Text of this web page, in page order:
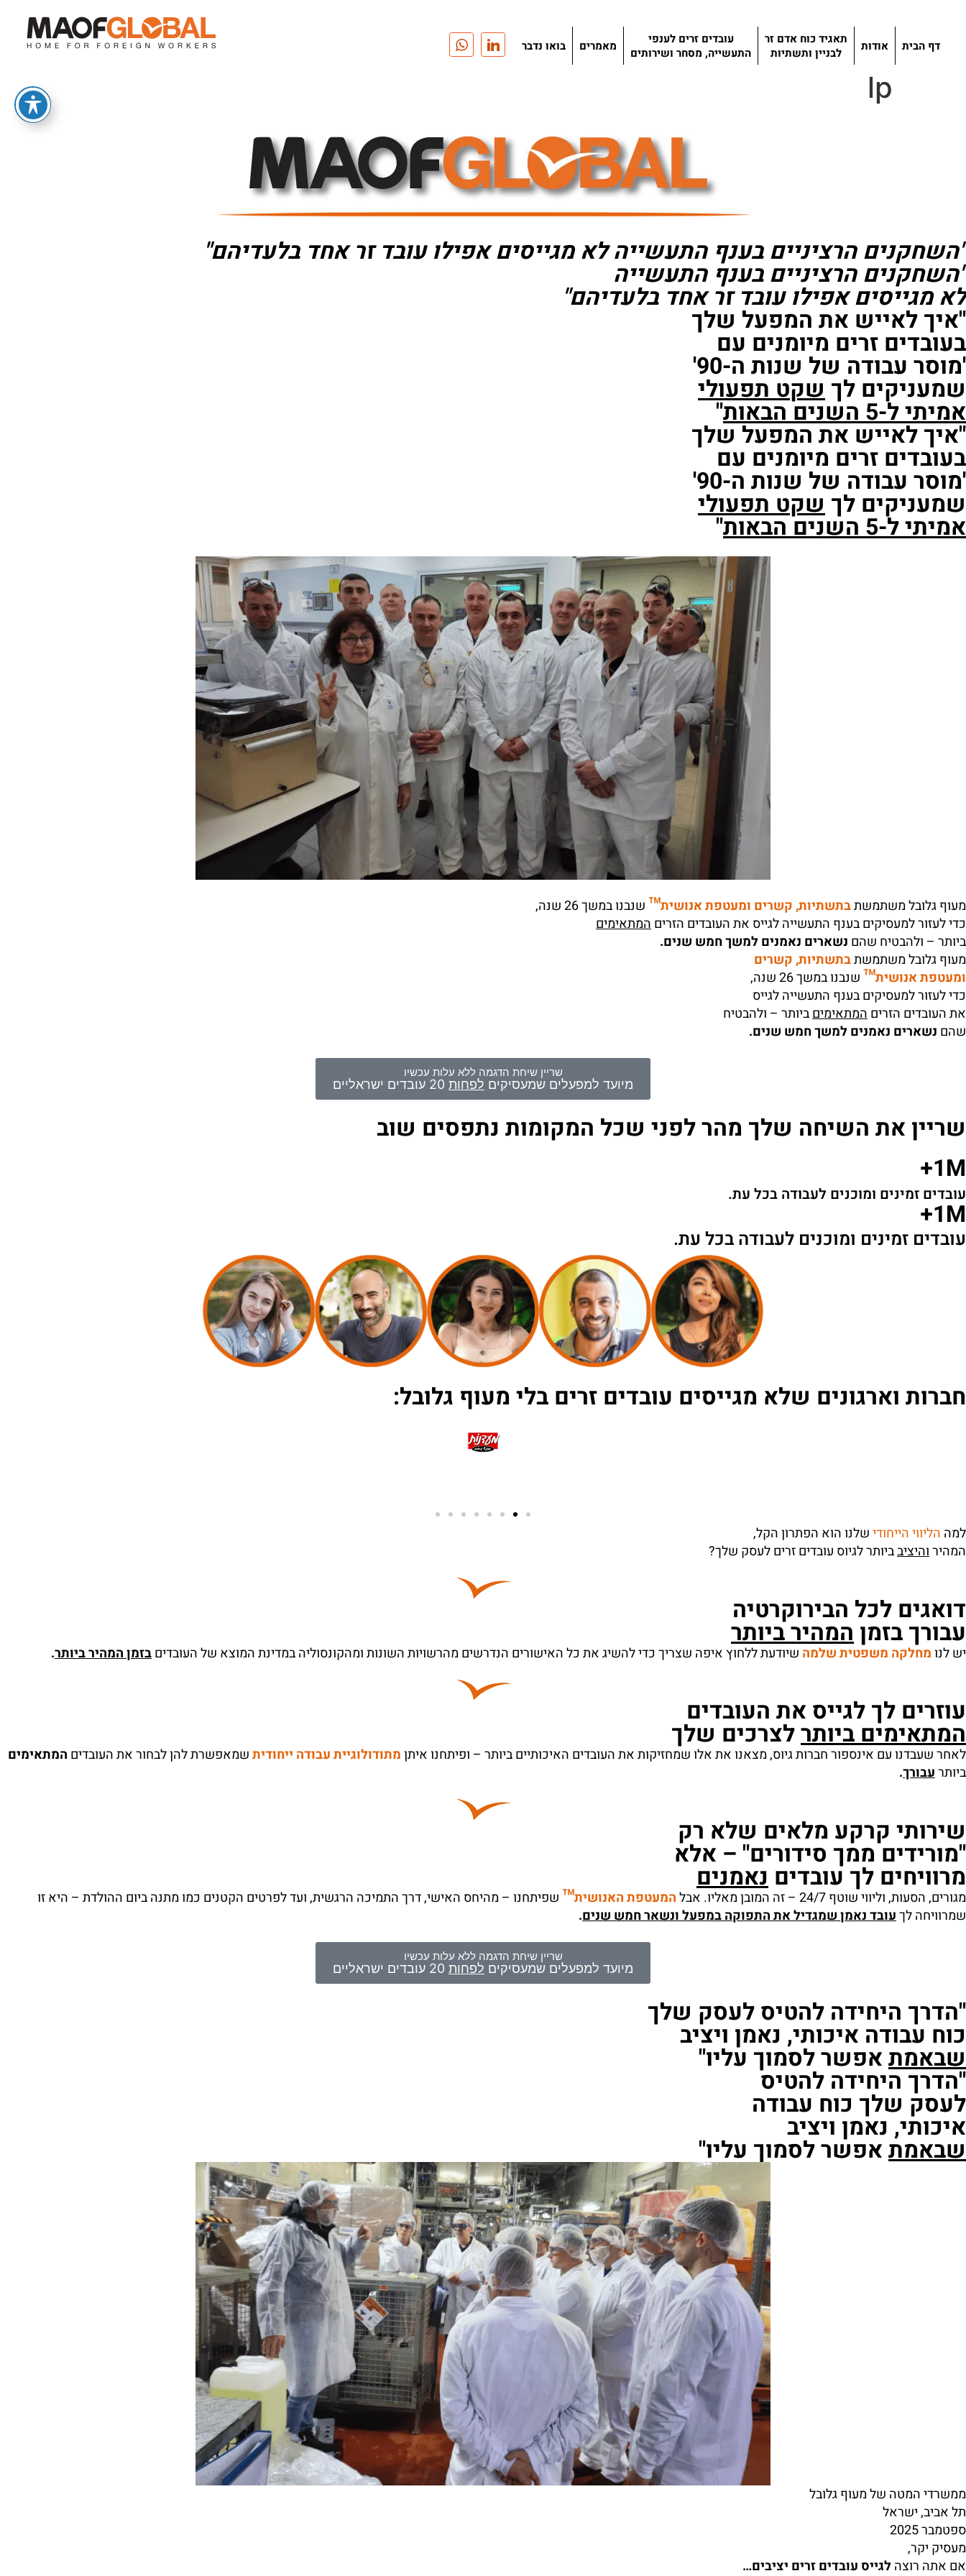
דף הבית אודות
תאגיד כוח אדם זר
לבניין ותשתיות
עובדים זרים לענפי
התעשייה, מסחר ושירותים
מאמרים בואו נדבר
lp
"השחקנים הרציניים בענף התעשייה לא מגייסים אפילו עובד זר אחד בלעדיהם"
"השחקנים הרציניים בענף התעשייה
לא מגייסים אפילו עובד זר אחד בלעדיהם"
"איך לאייש את המפעל שלך
בעובדים זרים מיומנים עם
'מוסר עבודה של שנות ה-90'
שמעניקים לךשקט תפעולי
אמיתיל-5 השנים הבאות "
"איך לאייש את המפעל שלך
בעובדים זרים מיומנים עם
'מוסר עבודה של שנות ה-90'
שמעניקים לךשקט תפעולי
אמיתיל-5 השנים הבאות "
מעוף גלובל משתמשתבתשתיות, קשרים ומעטפת אנושית™ שנבנו במשך 26 שנה,
כדי לעזור למעסיקים בענף התעשייה לגייס את העובדים הזריםהמתאימים
ביותר – ולהבטיח שהם נשארים נאמנים למשך חמש שנים.
מעוף גלובל משתמשתבתשתיות, קשרים
ומעטפת אנושית™ שנבנו במשך 26 שנה,
כדי לעזור למעסיקים בענף התעשייה לגייס
את העובדים הזריםהמתאימיםביותר – ולהבטיח
שהם נשארים נאמנים למשך חמש שנים.
שריין שיחת הדגמה ללא עלות עכשיו
מיועד למפעלים שמעסיקים לפחות
שריין את השיחה שלך מהר לפני שכל המקומות נתפסים שוב
1M+
עובדים זמינים ומוכנים לעבודה בכל עת.
1M+
עובדים זמינים ומוכנים לעבודה בכל עת.
חברות וארגונים שלא מגייסים עובדים זרים בלי מעוף גלובל:
למה הליווי הייחודישלנו הוא הפתרון הקל,
המהירוהיציבביותר לגיוס עובדים זרים לעסק שלך?
דואגים לכל הבירוקרטיה
עבורך בזמןהמהיר ביותר
יש לנומחלקה משפטית שלמה שיודעת ללחוץ איפה שצריך כדי להשיג את כל האישורים הנדרשים מהרשויות השונות ומהקונסוליה במדינת המוצא של העובדיםבזמן המהיר ביותר.
עוזרים לך לגייס את העובדים
המתאימים ביותרלצרכים שלך
לאחר שעבדנו עם אינספור חברות גיוס, מצאנו את אלו שמחזיקות את העובדים האיכותיים ביותר – ופיתחנו איתןמתודולוגיית עבודה ייחודיתשמאפשרת להן לבחור את העובדים המתאימים
ביותרעבורך.
שירותי קרקע מלאים שלא רק
"מורידים ממך סידורים" – אלא
מרוויחים לך עובדים נאמנים
מגורים, הסעות, וליווי שוטף 24/7 – זה המובן מאליו. אבל המעטפת האנושית™ שפיתחנו – מהיחס האישי, דרך התמיכה הרגשית, ועד לפרטים הקטנים כמו מתנה ביום ההולדת – היא זו
שמרוויחה לךעובד נאמן שמגדיל את התפוקה במפעל ונשאר חמש שנים.
שריין שיחת הדגמה ללא עלות עכשיו
מיועד למפעלים שמעסיקים לפחות
"הדרך היחידה להטיס לעסק שלך
כוח עבודה איכותי, נאמן ויציב
שבאמתאפשר לסמוך עליו"
"הדרך היחידה להטיס
לעסק שלך כוח עבודה
איכותי, נאמן ויציב
שבאמתאפשר לסמוך עליו"
ממשרדי המטה של מעוף גלובל
תל אביב, ישראל
ספטמבר 2025
מעסיק יקר,
אם אתה רוצהלגייס עובדים זרים יציבים…